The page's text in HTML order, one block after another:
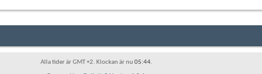
Alla tider är GMT +2. Klockan är nu 05:44.